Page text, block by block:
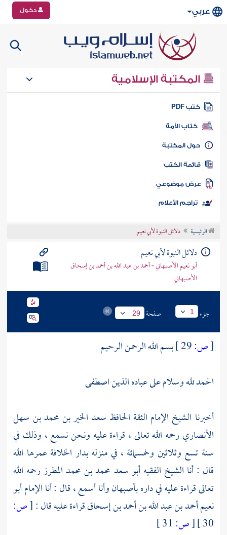
عربي دخول
المكتبة الإسلامية
كتب PDF
كتاب الأمة
المكتبة
الكتب
موضوعي
تراجم الأعلام
الرئيسية دلائل النبوة لأبي نعيم
دلائل النبوة لأبي نعيم
أبو نعيم الأصبهاني - أحمد بن عبد الله بن أحمد بن إسحاق
الأصبهاني
جزء 1 صفحة 29
[ص:
بسم الله الرحمن الرحيم
الحمد لله وسلام على عباده الذين اصطفى
أخبرنا الشيخ الإمام الثقة الحافظ سعد الخير بن محمد بن سهل
الأنصاريرحمه الله تعالى ، قراءة عليه ونحن نسمع ، وذلك في
سنة تسع وثلاثين وخمسمائة ، في منزله بدار الخلافة عمرها الله
قال : أنا الشيخ الفقيهأبو سعد محمد بن محمد المطرزرحمه الله
تعالى قراءة عليه في دارهبأصبهانوأنا أسمع ، قال : أنا الإمامأبو
نعيم أحمد بن عبد الله بن أحمد بن إسحاققراءة عليه قال :[ص:
30 ]
[ص: